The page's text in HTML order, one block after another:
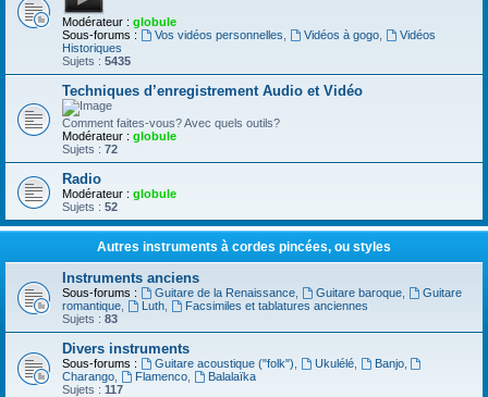
Modérateur : globule
Sous-forums :
Vos vidéos personnelles Vidéos à gogo,
Vidéos
Historiques
Sujets : 5435
Techniques d’enregistrement Audio et Vidéo
Comment faites-vous? Avec quels outils?
Modérateur : globule
Sujets : 72
Radio
Modérateur : globule
Sujets : 52
Autres instruments à cordes pincées, ou styles
Instruments anciens
Sous-forums : Guitare de la Renaissance, Guitare baroque,
Guitare
romantique
Luth,
Facsimiles et tablatures anciennes
Sujets : 83
Divers instruments
Sous-forums : Guitare acoustique ("folk") Ukulélé, Banjo,
Charango
Flamenco,
Balalaïka
Sujets : 117